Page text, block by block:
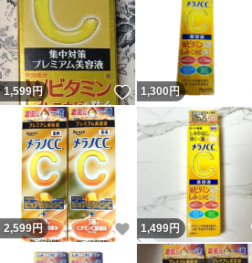
1,599円 いいね！
1,300 円
2,599円 いいね！
1,499円